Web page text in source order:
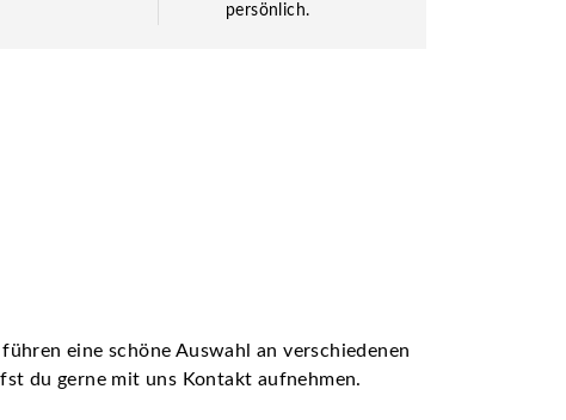
persönlich.
eine schöne Auswahl an verschiedenen
du gerne mit uns Kontakt aufnehmen.